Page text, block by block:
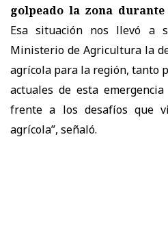
golpeado la zona durante
Esa situación nos llevó a
Ministerio de Agricultura la
agrícola para la región, tanto
actuales de esta
frente a los desafíos que
agrícola”, señaló.